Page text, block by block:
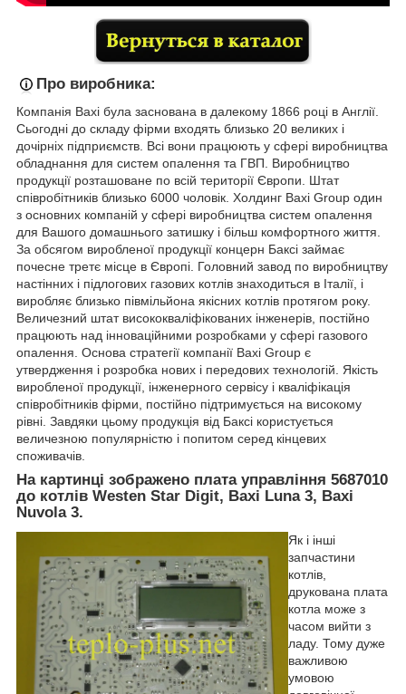
Про виробника:
Компанія Baxi була заснована в далекому 1866 році в Англії.
Сьогодні до складу фірми входять близько 20 великих і
дочірніх підприємств. Всі вони працюють у сфері виробництва
обладнання для систем опалення та ГВП. Виробництво
продукції розташоване по всій території Європи. Штат
співробітників близько 6000 чоловік. Холдинг Baxi Group один
з основних компаній у сфері виробництва систем опалення
для Вашого домашнього затишку і більш комфортного життя.
За обсягом виробленої продукції концерн Баксі займає
почесне третє місце в Європі. Головний завод по виробництву
настінних і підлогових газових котлів знаходиться в Італії, і
виробляє близько півмільйона якісних котлів протягом року.
Величезний штат висококваліфікованих інженерів, постійно
працюють над інноваційними розробками у сфері газового
опалення. Основа стратегії компанії Baxi Group є
утвердження і розробка нових і передових технологій. Якість
виробленої продукції, інженерного сервісу і кваліфікація
співробітників фірми, постійно підтримується на високому
рівні. Завдяки цьому продукція від Баксі користується
величезною популярністю і попитом серед кінцевих
споживачів.
На картинці зображено плата управління 5687010
до котлів Westen Star Digit, Baxi Luna 3, Baxi
Nuvola 3.
Як і інші
запчастини
котлів,
друкована плата
котла може з
часом вийти з
ладу. Тому дуже
важливою
умовою